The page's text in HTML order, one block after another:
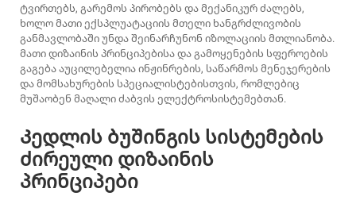
ტვირთებს, გარემოს პირობებს და მექანიკურ ძალებს,
ხოლო მათი ექსპლუატაციის მთელი ხანგრძლივობის
განმავლობაში უნდა შეინარჩუნონ იზოლაციის მთლიანობა.
მათი დიზაინის პრინციპებისა და გამოყენების სფეროების
გაგება აუცილებელია ინჟინრების, საწარმოს მენეჯერების
და მომსახურების სპეციალისტებისთვის, რომლებიც
მუშაობენ მაღალი ძაბვის ელექტროსისტემებთან.
Კედლის ბუშინგის სისტემების
ძირეული დიზაინის
პრინციპები